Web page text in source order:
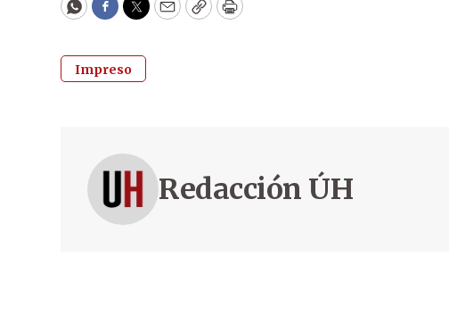
WhatsApp
Facebook
Twitter
EmailCopyPrint
Impreso
Redacción ÚH